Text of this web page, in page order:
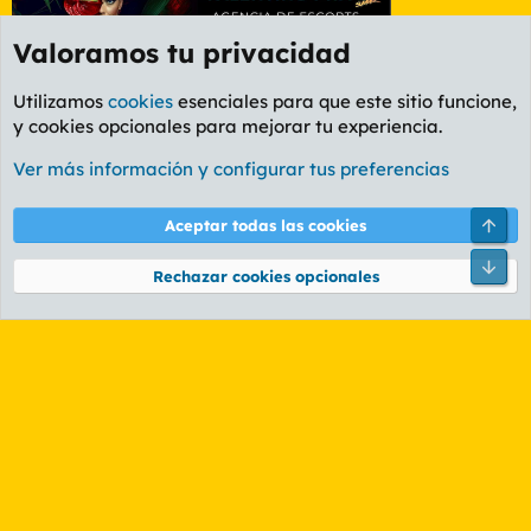
Foro General
Cookies
PL OLDSTYLE AMARILLO
Términos y reglas Política de privacidad Ayuda
Community platform by XenForo® © 2010-2026 XenForo Ltd.
Valoramos tu privacidad
Utilizamos cookies esenciales para que este sitio funcione,
y cookies opcionales para mejorar tu experiencia.
Ver más información y configurar tus preferencias
Aceptar todas las cookies
Rechazar cookies opcionales
Pie